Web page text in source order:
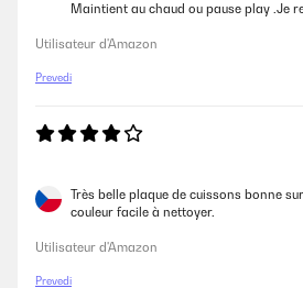
Maintient au chaud ou pause play .Je
Utilisateur d'Amazon
Prevedi
Très belle plaque de cuissons bonne
couleur facile à nettoyer.
Utilisateur d'Amazon
Prevedi